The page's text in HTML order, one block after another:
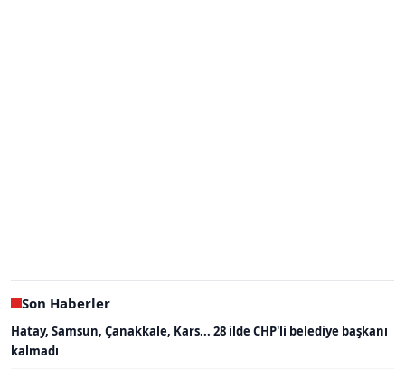
Son Haberler
Hatay, Samsun, Çanakkale, Kars... 28 ilde CHP'li belediye başkanı
kalmadı